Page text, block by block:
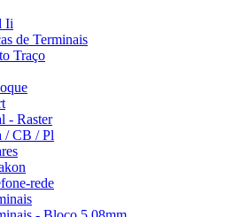
Ii
de Terminais
Traço
- Raster
/ CB / Pl
rede